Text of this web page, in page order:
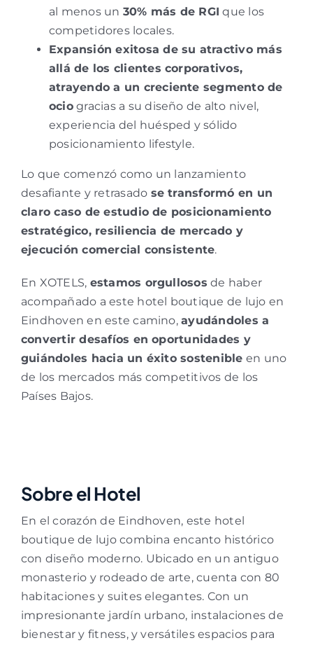
al menos un 30% más de RGI que los
competidores locales.
Expansión exitosa de su atractivo más
allá de los clientes corporativos,
atrayendo a un creciente segmento de
ociogracias a su diseño de alto nivel,
experiencia del huésped y sólido
posicionamiento lifestyle.
Lo que comenzó como un lanzamiento
desafiante y retrasado se transformó en un
claro caso de estudio de posicionamiento
estratégico, resiliencia de mercado y
ejecución comercial consistente.
En XOTELS, estamos orgullosos de haber
acompañado a este hotel boutique de lujo en
Eindhoven en este camino,ayudándoles a
convertir desafíos en oportunidades y
guiándoles hacia un éxito sostenible en uno
de los mercados más competitivos de los
Países Bajos.
Sobre el Hotel
En el corazón de Eindhoven, este hotel
boutique de lujo combina encanto histórico
con diseño moderno. Ubicado en un antiguo
monasterio y rodeado de arte, cuenta con 80
habitaciones y suites elegantes. Con un
impresionante jardín urbano, instalaciones de
bienestar y fitness, y versátiles espacios para